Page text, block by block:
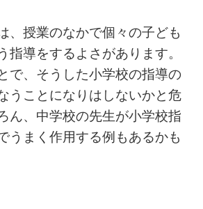
、授業のなかで個々の子ども
指導をするよさがあります。
で、そうした小学校の指導の
うことになりはしないかと危
ん、中学校の先生が小学校指
うまく作用する例もあるかも